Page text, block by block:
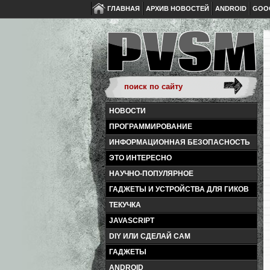
ГЛАВНАЯ АРХИВ НОВОСТЕЙ ANDROID
НОВОСТИ
ПРОГРАММИРОВАНИЕ
ИНФОРМАЦИОННАЯ БЕЗОПАСНОСТЬ
ЭТО ИНТЕРЕСНО
НАУЧНО-ПОПУЛЯРНОЕ
ГАДЖЕТЫ И УСТРОЙСТВА ДЛЯ ГИКОВ
ТЕКУЧКА
JAVASCRIPT
DIY ИЛИ СДЕЛАЙ САМ
ГАДЖЕТЫ
ANDROID